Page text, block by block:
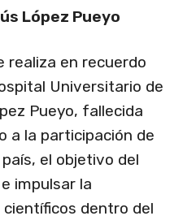
López Pueyo
realiza en recuerdo
Universitario de
Pueyo, fallecida
a la participación de
el objetivo del
impulsar la
dentro del